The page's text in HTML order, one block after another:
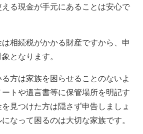
る現金が手元にあることは安心で
相続税がかかる財産ですから、申
となります。
方は家族を困らせることのないよ
トや遺言書等に保管場所を明記す
見つけた方は隠さず申告しましょ
なって困るのは大切な家族です。